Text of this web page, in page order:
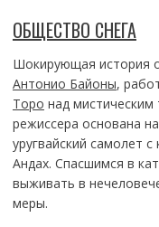
ОБЩЕСТВО СНЕГА
Шокирующая история
Антонио Байоны,
Торо над мистическим
режиссера основана
уругвайский самолет
Андах. Спасшимся в
выживать в
меры.